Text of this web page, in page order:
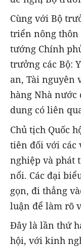
Cùng với Bộ
triển nông thôn
tướng Chính
trưởng các Bộ:
an, Tài nguyên
hàng Nhà
dung có liên
Chủ tịch Quốc
tiên đối với các
nghiệp và phát
nổi. Các đại
gọn, đi thẳng
luận để làm rõ
Đây là lần thứ
hội, với kinh